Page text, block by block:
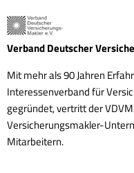
Verband Deutscher
Mit mehr als 90 Jahren
Interessenverband für
gegründet, vertritt der
Versicherungsmakler-
Mitarbeitern.